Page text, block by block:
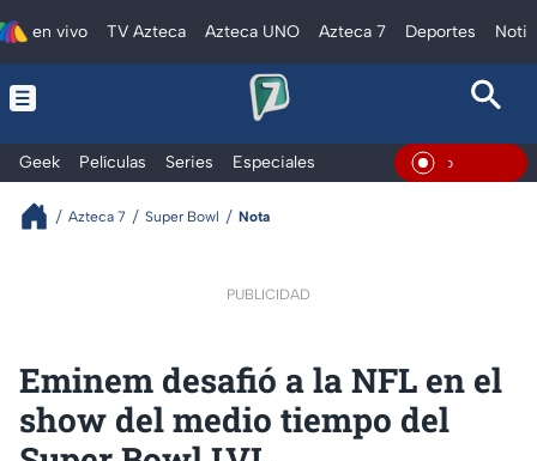
en vivo TV Azteca Azteca UNO Azteca 7 Deportes
Geek Películas Series Especiales En Vivo
Azteca 7 Super Bowl Nota
PUBLICIDAD
Eminem desafió a la NFL en el
show del medio tiempo del